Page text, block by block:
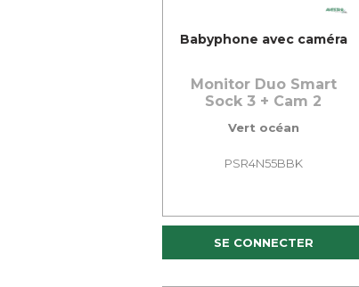
Babyphone avec caméra
Monitor Duo Smart
Sock 3 + Cam 2
Vert océan
PSR4N55BBK
SE CONNECTER